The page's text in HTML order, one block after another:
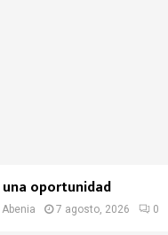
una oportunidad
7 agosto, 2026 0